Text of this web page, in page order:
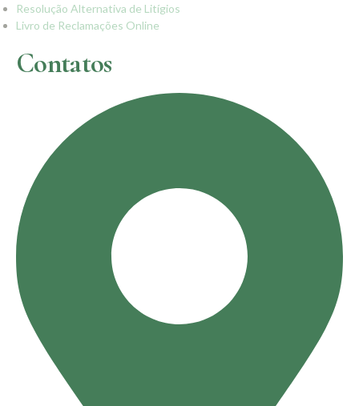
Resolução Alternativa de Litígios
Livro de Reclamações Online
Contatos